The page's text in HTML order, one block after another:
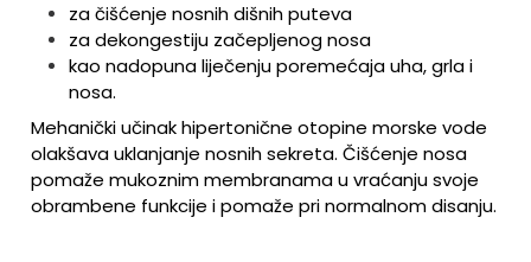
za čišćenje nosnih dišnih puteva
za dekongestiju začepljenog nosa
kao nadopuna liječenju poremećaja uha, grla i
nosa.
Mehanički učinak hipertonične otopine morske vode
olakšava uklanjanje nosnih sekreta. Čišćenje nosa
pomaže mukoznim membranama u vraćanju svoje
obrambene funkcije i pomaže pri normalnom disanju.